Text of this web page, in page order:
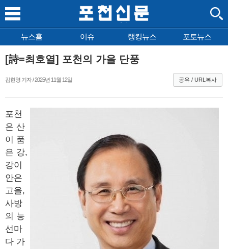
뉴스홈 이슈 랭킹뉴스 포토뉴스
[詩=최호열] 포천의 가을 단풍
김현영 기자 / 2025년 11월 12일 공유 / URL복사
포천
은 산
이 품
은 강,
강이
안은
고을,
사방
의 능
선마
다 가